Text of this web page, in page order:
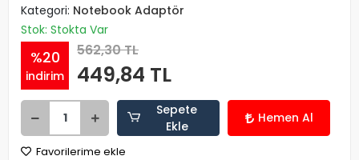
Kategori: Notebook Adaptör
Stok: Stokta Var
%20
indirim
562,30 TL
449,84 TL
Sepete
Ekle
Hemen Al
Favorilerime ekle